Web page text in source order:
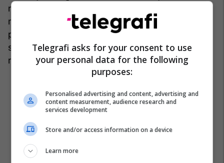
nuk përjashton asnjë mundësi, madje as atë që
mund të largohet nga pushteti. Ai po shqyrton
pasardhës të ndryshëm dhe përpiqet të kuptojë
se kush prej tyre është më i përshtatshëm për
role të caktuara”, tha ai.
Telegrafi asks for your consent to use
your personal data for the following
purposes:
Personalised advertising and content, advertising and
content measurement, audience research and
services development
Store and/or access information on a device
Learn more